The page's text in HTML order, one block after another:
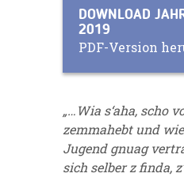
DOWNLOAD
2019
PDF-Version
„…Wia s‘aha, scho
zemmahebt und
Jugend gnuag
sich selber z finda,